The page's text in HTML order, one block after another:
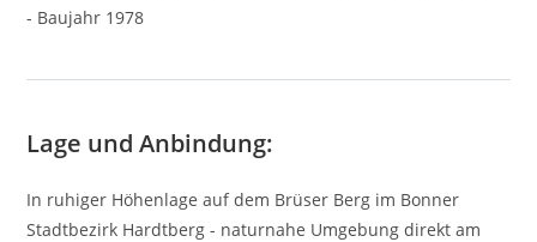
- Baujahr 1978
Lage und Anbindung:
In ruhiger Höhenlage auf dem Brüser Berg im Bonner
Stadtbezirk Hardtberg - naturnahe Umgebung direkt am